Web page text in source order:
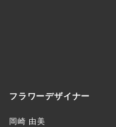
フラワーデザイナー
岡崎 由美